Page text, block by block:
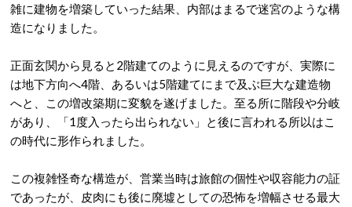
雑に建物を増築していった結果、内部はまるで迷宮のような構
造になりました。
正面玄関から見ると2階建てのように見えるのですが、実際に
は地下方向へ4階、あるいは5階建てにまで及ぶ巨大な建造物
へと、この増改築期に変貌を遂げました。 至る所に階段や分岐
があり、「1度入ったら出られない」と後に言われる所以はこ
の時代に形作られました。
この複雑怪奇な構造が、営業当時は旅館の個性や収容能力の証
であったが、皮肉にも後に廃墟としての恐怖を増幅させる最大